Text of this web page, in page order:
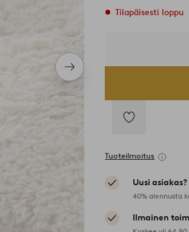
Seuraava
tuote
Tilapäisesti loppu
suosikkeihin
Tuoteilmoitus
Uusi asiakas?
40% alennusta
Ilmainen